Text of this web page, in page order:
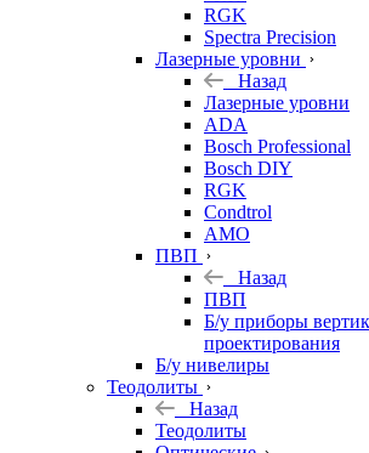
RGK
Spectra Precision
Лазерные уровни
Назад
Лазерные уровни
ADA
Bosch Professional
Bosch DIY
RGK
Condtrol
AMO
ПВП
Назад
ПВП
Б/у приборы
проектирования
Б/у нивелиры
Теодолиты
Назад
Теодолиты